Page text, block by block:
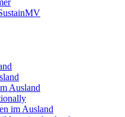
Ausland
im Ausland